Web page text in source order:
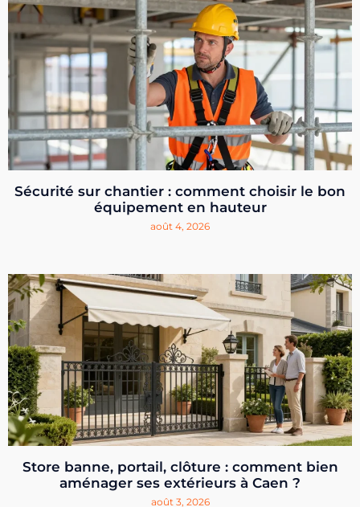
Sécurité sur chantier : comment choisir le bon
équipement en hauteur
août 4, 2026
Store banne, portail, clôture : comment bien
aménager ses extérieurs à Caen ?
août 3, 2026